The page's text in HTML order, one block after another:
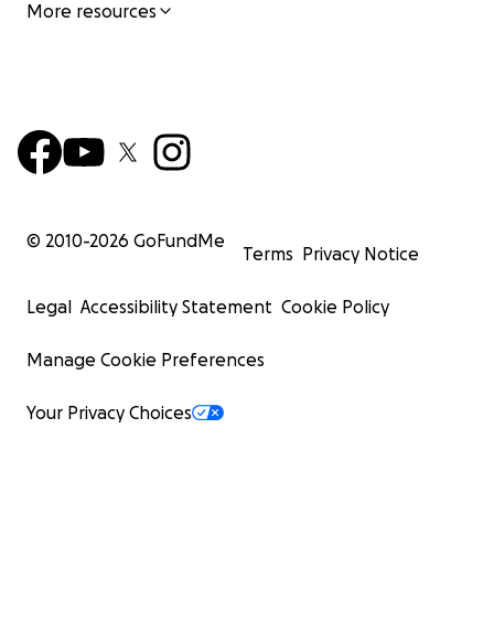
More resources
© 2010-2026 GoFundMe
Terms Privacy Notice
Legal Accessibility Statement Cookie Policy
Manage Cookie Preferences
Your Privacy Choices